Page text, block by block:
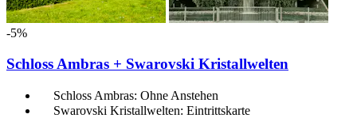
-5%
Schloss Ambras + Swarovski Kristallwelten
Schloss Ambras: Ohne Anstehen
Swarovski Kristallwelten: Eintrittskarte